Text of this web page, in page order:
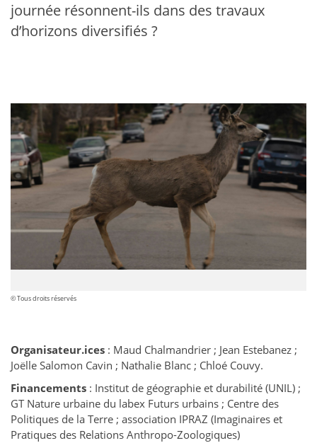
journée résonnent-ils dans des travaux
d’horizons diversifiés ?
© Tous droits réservés
Organisateur.ices : Maud Chalmandrier ; Jean Estebanez ;
Joëlle Salomon Cavin ; Nathalie Blanc ; Chloé Couvy.
Financements : Institut de géographie et durabilité (UNIL) ;
GT Nature urbaine du labex Futurs urbains ; Centre des
Politiques de la Terre ; association IPRAZ (Imaginaires et
Pratiques des Relations Anthropo-Zoologiques)